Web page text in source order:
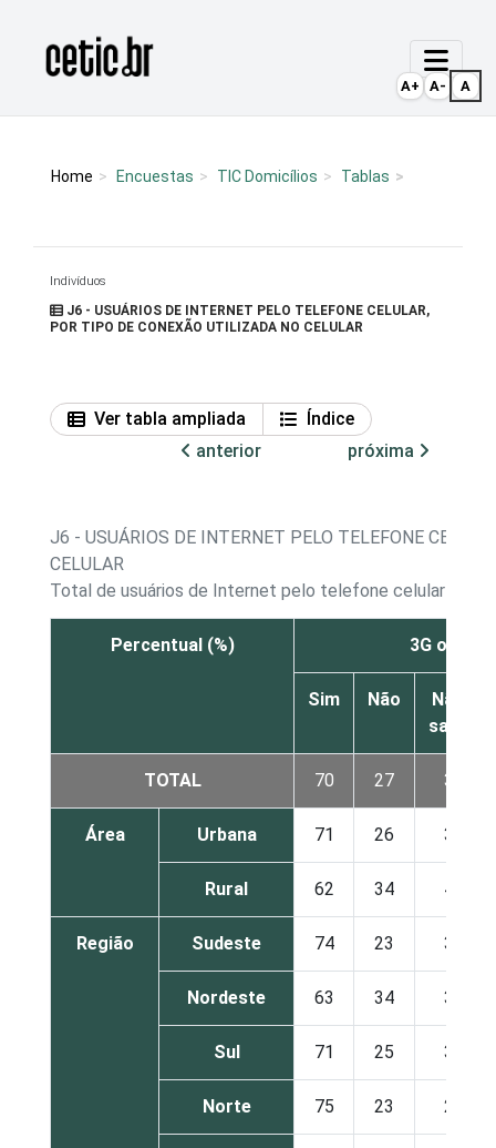
Página inicial
Home Encuestas TIC Domicílios Tablas
Indivíduos
J6 - USUÁRIOS DE INTERNET PELO TELEFONE CELULAR,
POR TIPO DE CONEXÃO UTILIZADA NO CELULAR
Ver tabla ampliada
Índice
anterior
próxima
J6 - USUÁRIOS DE INTERNET PELO TELEFONE
CELULAR
Total de usuários de Internet pelo telefone celular
Percentual (%) 3G ou 4G
Sim Não
Não
sabe
TOTAL 70 27 3
Área Urbana 71 26 3
Rural 62 34 4
Região Sudeste 74 23 3
Nordeste 63 34 3
Sul 71 25 3
Norte 75 23 2
A+ A- A